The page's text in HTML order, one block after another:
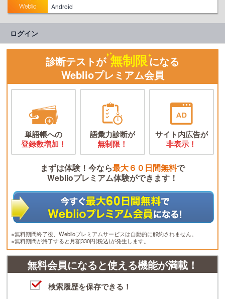
Android
ログイン
診断テストが 無制限になる
Weblioプレミアム会員
単語帳への
登録数増加！
語彙力診断が
無制限！
サイト内広告が
非表示！
まずは体験！今なら最大６０日間無料で
Weblioプレミアム体験ができます！
※無料期間終了後、Weblioプレミアムサービスは自動的に解約されません。
※無料期間が終了すると月額330円(税込)が発生します。
無料会員になると使える機能が満載！
検索履歴を保存できる！